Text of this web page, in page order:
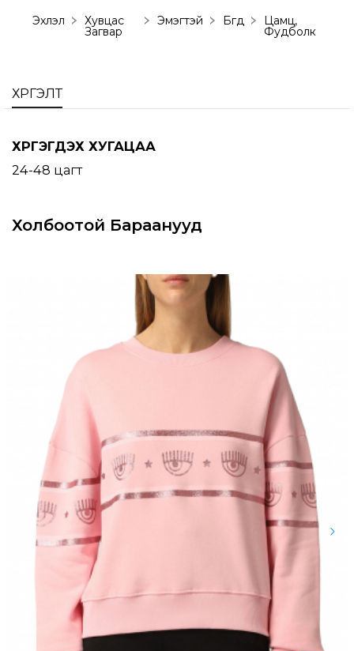
Эхлэл Хувцас
Загвар
Эмэгтэй Бүгд Цамц,
Фудболк
ХҮРГЭЛТ
ХҮРГЭГДЭХ ХУГАЦАА
24-48 цагт
Холбоотой Бараанууд